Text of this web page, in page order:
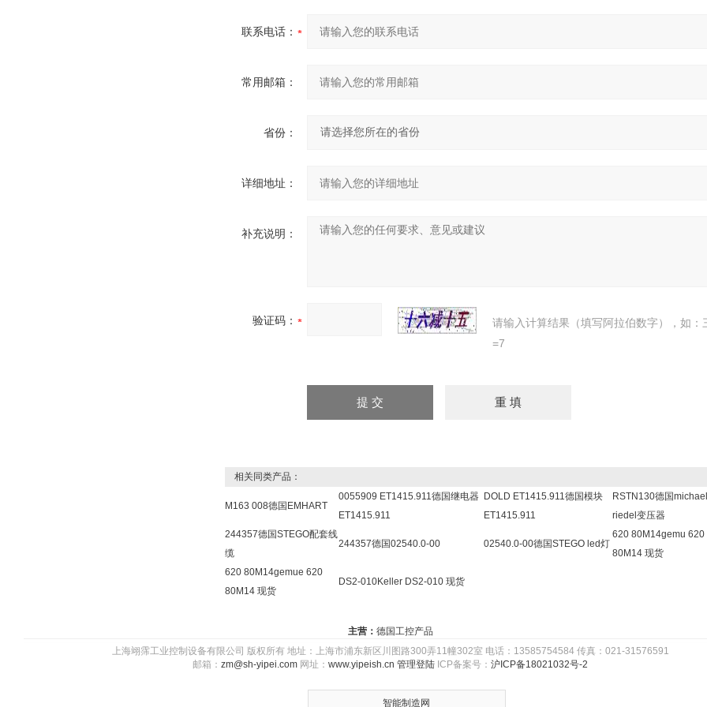
联系电话：
常用邮箱：
省份：
详细地址：
补充说明：
验证码：
请输入计算结果（填写阿拉伯数字），如：
=7
相关同类产品：
M163 008德国EMHART
0055909 ET1415.911德国继电器
ET1415.911
DOLD ET1415.911德国模块
ET1415.911
RSTN130德国michael
riedel变压器
244357德国STEGO配套线
缆
244357德国02540.0-00 02540.0-00德国STEGO led灯
620 80M14gemu 620
80M14 现货
620 80M14gemue 620
80M14 现货
DS2-010Keller DS2-010 现货
主营： 德国工控产品
上海翊霈工业控制设备有限公司 版权所有 地址：上海市浦东新区川图路300弄11幢302室 电话：13585754584 传真：021-31576591
邮箱： zm@sh-yipei.com 网址： www.yipeish.cn 管理登陆 ICP备案号： 沪ICP备18021032号-2
智能制造网